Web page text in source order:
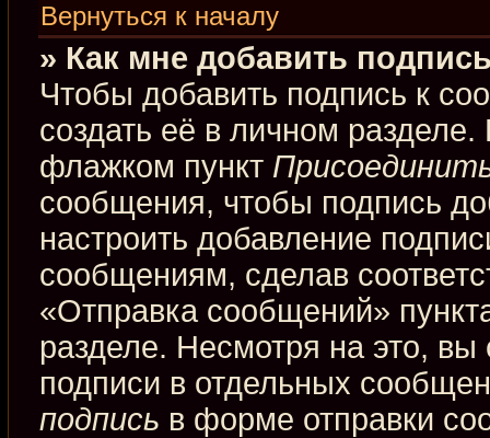
Вернуться к началу
» Как мне добавить
Чтобы добавить подпись к
создать её в личном
флажком пункт
сообщения, чтобы подпись
настроить добавление
сообщениям, сделав
«Отправка сообщений»
разделе. Несмотря на это,
подписи в отдельных
подпись в форме отправки